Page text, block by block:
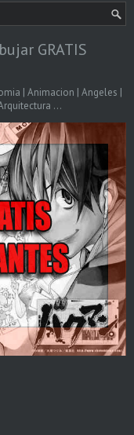
GRATIS
| Animacion | Angeles |
...